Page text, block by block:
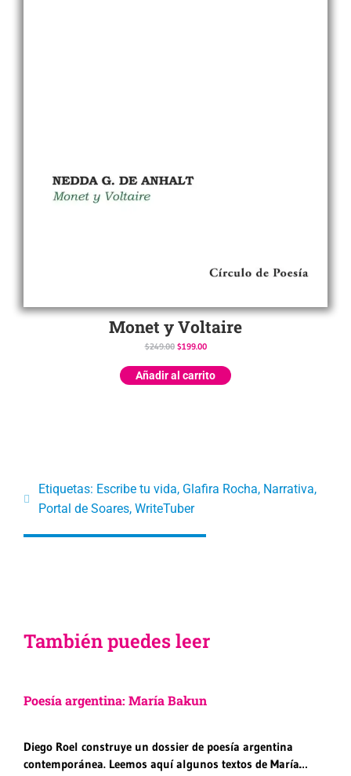
Monet y Voltaire
$249.00 $199.00
Añadir al carrito
Etiquetas: Escribe tu vida, Glafira Rocha, Narrativa,
Portal de Soares, WriteTuber
También puedes leer
Poesía argentina: María Bakun
Diego Roel construye un dossier de poesía argentina
contemporánea. Leemos aquí algunos textos de María…